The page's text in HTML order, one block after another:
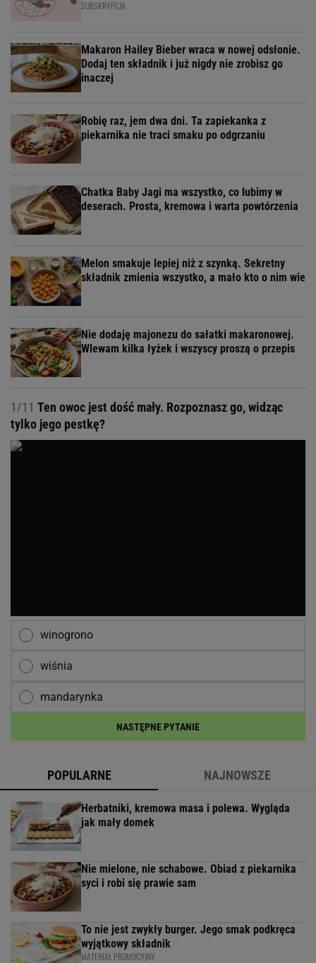
SUBSKRYPCJA
Makaron Hailey Bieber wraca w nowej odsłonie.
Dodaj ten składnik i już nigdy nie zrobisz go
inaczej
Robię raz, jem dwa dni. Ta zapiekanka z
piekarnika nie traci smaku po odgrzaniu
Chatka Baby Jagi ma wszystko, co lubimy w
deserach. Prosta, kremowa i warta powtórzenia
Melon smakuje lepiej niż z szynką. Sekretny
składnik zmienia wszystko, a mało kto o nim wie
Nie dodaję majonezu do sałatki makaronowej.
Wlewam kilka łyżek i wszyscy proszą o przepis
1/11 Ten owoc jest dość mały. Rozpoznasz go, widząc
tylko jego pestkę?
winogrono
wiśnia
mandarynka
NASTĘPNE PYTANIE
POPULARNE NAJNOWSZE
Herbatniki, kremowa masa i polewa. Wygląda
jak mały domek
Nie mielone, nie schabowe. Obiad z piekarnika
syci i robi się prawie sam
To nie jest zwykły burger. Jego smak podkręca
wyjątkowy składnik
MATERIAŁ PROMOCYJNY